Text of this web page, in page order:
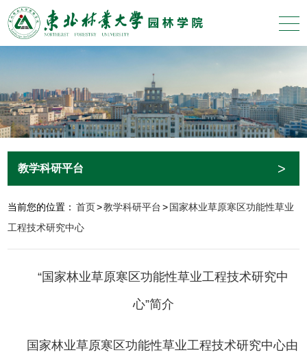
教学科研平台 >
当前您的位置： 首页>教学科研平台 > 国家林业草原寒区功能性草业
工程技术研究中心
“国家林业草原寒区功能性草业工程技术研究中
心”简介
国家林业草原寒区功能性草业工程技术研究中心由